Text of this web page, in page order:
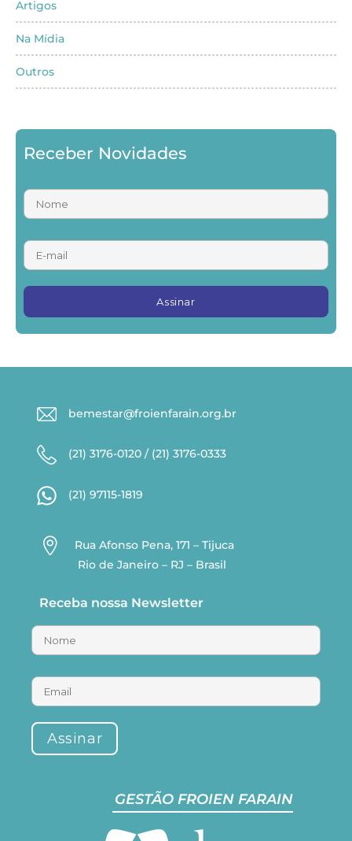
Artigos
Na Mídia
Outros
Receber Novidades
bemestar@froienfarain.org.br
(21) 3176-0120 / (21) 3176-0333
(21) 97115-1819

Rua Afonso Pena, 171 – Tijuca
Rio de Janeiro – RJ – Brasil
Receba nossa Newsletter
GESTÃO FROIEN FARAIN